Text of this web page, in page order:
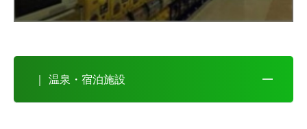
｜ 温泉・宿泊施設